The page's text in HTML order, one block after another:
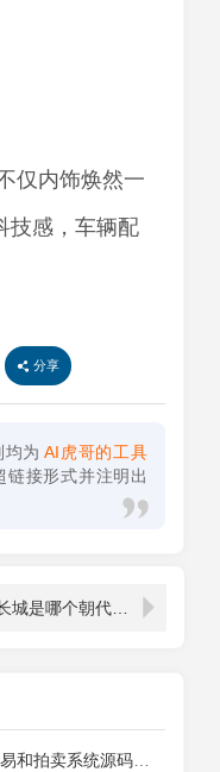
仅内饰焕然一
技感，车辆配
分享
为 AI虎哥的工具
链接形式并注明出
长城是哪个朝代修建的（关于我们现在看到的长城历史）
前台新增中文后台全部汉化